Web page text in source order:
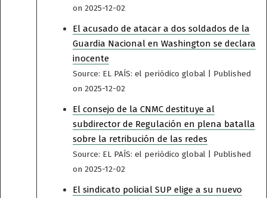
on 2025-12-02
El acusado de atacar a dos soldados de la
Guardia Nacional en Washington se declara
inocente
Source: EL PAÍS: el periódico global
Published
on 2025-12-02
El consejo de la CNMC destituye al
subdirector de Regulación en plena batalla
sobre la retribución de las redes
Source: EL PAÍS: el periódico global
Published
on 2025-12-02
El sindicato policial SUP elige a su nuevo